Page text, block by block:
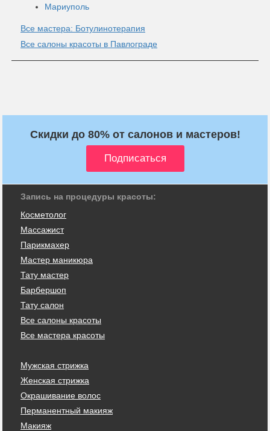
Мариуполь
Все мастера: Ботулинотерапия
Все салоны красоты в Павлограде
Скидки до 80% от салонов и мастеров!
Запись на процедуры красоты:
Косметолог
Массажист
Парикмахер
Мастер маникюра
Тату мастер
Барбершоп
Тату салон
Все салоны красоты
Все мастера красоты
Мужская стрижка
Женская стрижка
Окрашивание волос
Перманентный макияж
Макияж